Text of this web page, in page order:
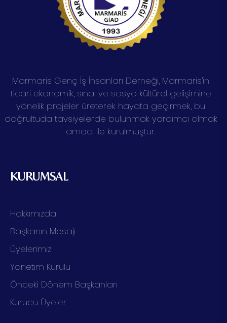
Marmaris Genç İş İnsanları Derneği, Marmaris’in
ticari ekonomik, sınai ve sosyo kültürel gelişimine
yönelik projeler üreterek hayata geçirmek, bu
doğrultuda tavsiyelerde bulunmak yardımcı olmak
amacı ile kurulmuştur.
KURUMSAL
Hakkımızda
Başkanın Mesajı
Üyelerimiz
Yönetim Kurulu
Önceki Dönem Başkanları
Kurucu Üyeler